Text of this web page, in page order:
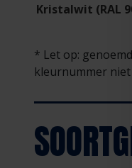
Kristalwit (RAL
* Let op:
kleurnummer